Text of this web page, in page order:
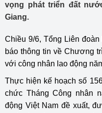
vọng phát triển đất
Giang.
Chiều 9/6, Tổng Liên
báo thông tin về Chương
với công nhân lao động
Thực hiện kế hoạch số
chức Tháng Công nhân
động Việt Nam đề xuất,